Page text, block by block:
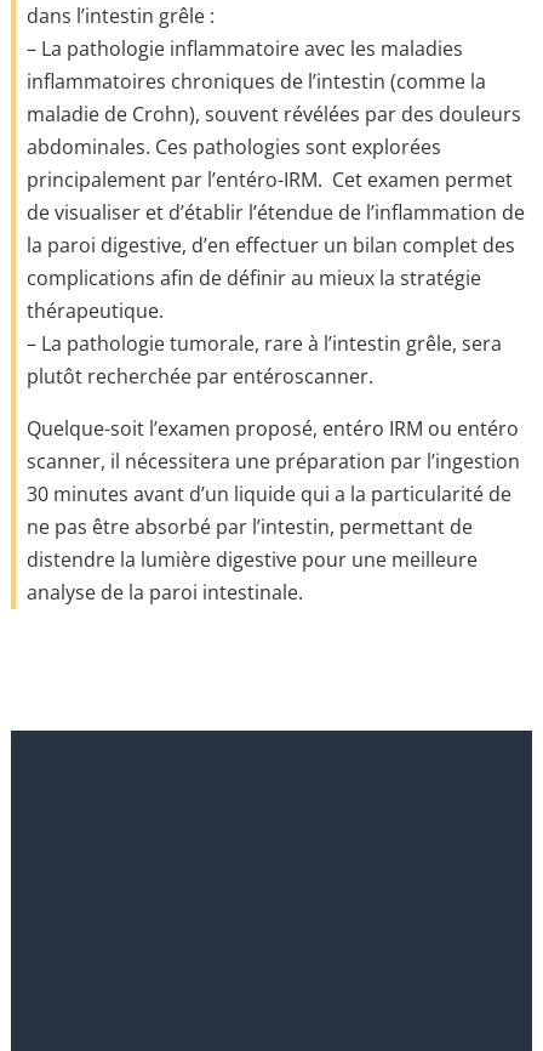
dans l’intestin grêle :
– La pathologie inflammatoire avec les maladies
inflammatoires chroniques de l’intestin (comme la
maladie de Crohn), souvent révélées par des douleurs
abdominales. Ces pathologies sont explorées
principalement par l’entéro-IRM. Cet examen permet
de visualiser et d’établir l’étendue de l’inflammation de
la paroi digestive, d’en effectuer un bilan complet des
complications afin de définir au mieux la stratégie
thérapeutique.
– La pathologie tumorale, rare à l’intestin grêle, sera
plutôt recherchée par entéroscanner.
Quelque-soit l’examen proposé, entéro IRM ou entéro
scanner, il nécessitera une préparation par l’ingestion
30 minutes avant d’un liquide qui a la particularité de
ne pas être absorbé par l’intestin, permettant de
distendre la lumière digestive pour une meilleure
analyse de la paroi intestinale.